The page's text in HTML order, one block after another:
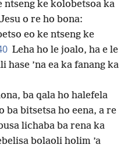
ntseng ke kolobetsoa ka
o re ho bona:
eo ke ntseng ke
Leha ho le joalo, ha e le
’na ea ka fanang ka
ba qala ho halefela
ba bitsetsa ho eena, a re
lichaba ba rena ka
bolaoli holim ’a